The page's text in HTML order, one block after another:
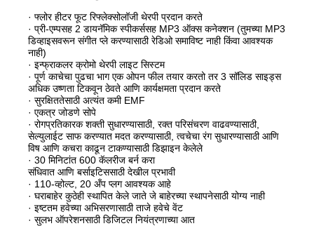
· फ्लोर हीटर फूट रिफ्लेक्सोलॉजी थेरपी प्रदान करते
· प्री-एम्पसह 2 डायनॅमिक स्पीकर्ससह MP3 ऑक्स कनेक्शन (तुमच्या MP3
डिव्हाइसवरून संगीत प्ले करण्यासाठी रेडिओ समाविष्ट नाही किंवा आवश्यक
नाही)
· इन्फ्राकलर क्रोमो थेरपी लाइट सिस्टम
· पूर्ण काचेचा पुढचा भाग एक ओपन फील तयार करतो तर 3 सॉलिड साइड्स
अधिक उष्णता टिकवून ठेवते आणि कार्यक्षमता प्रदान करते
· सुरक्षिततेसाठी अत्यंत कमी EMF
· एकत्र जोडणे सोपे
· रोगप्रतिकारक शक्ती सुधारण्यासाठी, रक्त परिसंचरण वाढवण्यासाठी,
सेल्युलाईट साफ करण्यात मदत करण्यासाठी, त्वचेचा रंग सुधारण्यासाठी आणि
विष आणि कचरा काढून टाकण्यासाठी डिझाइन केलेले
· 30 मिनिटांत 600 कॅलरीज बर्न करा
संधिवात आणि बर्साइटिससाठी देखील प्रभावी
· 110-व्होल्ट, 20 अँप प्लग आवश्यक आहे
· घराबाहेर कुठेही स्थापित केले जाते जे बाहेरच्या स्थापनेसाठी योग्य नाही
· इष्टतम हवेच्या अभिसरणासाठी ताजे हवेचे वेंट
· सुलभ ऑपरेशनसाठी डिजिटल नियंत्रणाच्या आत